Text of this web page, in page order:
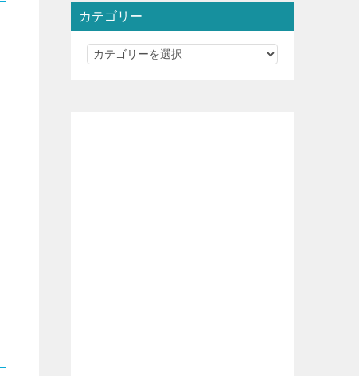
カテゴリー
カ